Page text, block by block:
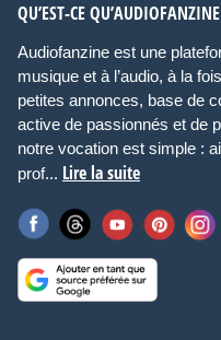
QU’EST-CE
Audiofanzine est une
musique et à l’audio, à la
petites annonces, base de
active de passionnés et de
notre vocation est simple :
prof... Lire la suite